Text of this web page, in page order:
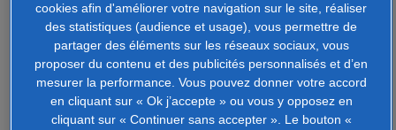
Faire un don
cookies afin d'améliorer votre navigation sur le site, réaliser
des statistiques (audience et usage), vous permettre de
partager des éléments sur les réseaux sociaux, vous
proposer du contenu et des publicités personnalisés et d’en
mesurer la performance. Vous pouvez donner votre accord
en cliquant sur « Ok j’accepte » ou vous y opposez en
cliquant sur « Continuer sans accepter ». Le bouton «